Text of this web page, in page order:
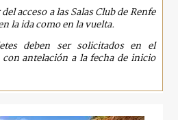
acceso a las Salas Club de Renfe
la ida como en la vuelta.
deben ser solicitados en el
antelación a la fecha de inicio